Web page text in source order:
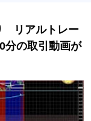
リアルトレー
分の取引動画が